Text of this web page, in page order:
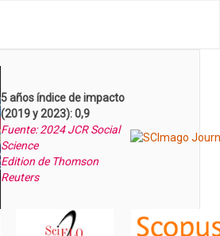
5 años índice de impacto
(2019 y 2023): 0,9
Fuente: 2024 JCR Social
Science
Edition de Thomson
Reuters